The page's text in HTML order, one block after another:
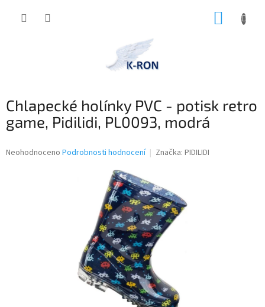
Chlapecké holínky PVC - potisk retro
game, Pidilidi, PL0093, modrá
Průměrné
Neohodnoceno Podrobnosti hodnocení Značka: PIDILIDI